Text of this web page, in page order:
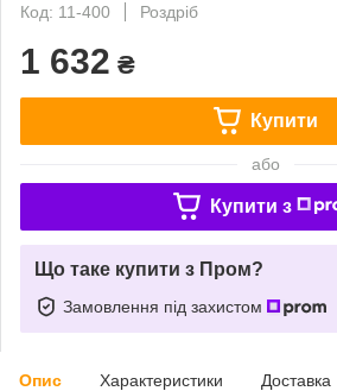
Код: 11-400
Роздріб
1 632 ₴
Купити
або
Купити з
Що таке купити з Пром?
Замовлення під захистом
Опис Характеристики Доставка